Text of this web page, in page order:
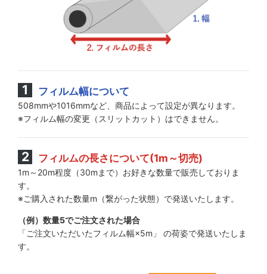
フィルム幅について
508mmや1016mmなど、商品によって設定が異なります。
※フィルム幅の変更（スリットカット）はできません。
フィルムの長さについて(1m～切売)
1m～20m程度（30mまで）お好きな数量で販売しておりま
す。
※ご購入された数量m（繋がった状態）で発送いたします。
（例）数量5でご注文された場合
「ご注文いただいたフィルム幅×5m」 の荷姿で発送いたしま
す。